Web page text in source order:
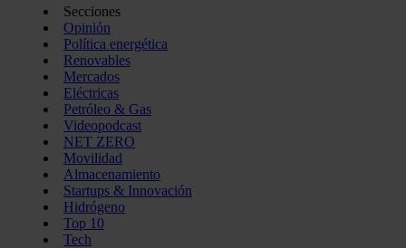
Secciones
Opinión
Política energética
Renovables
Mercados
Eléctricas
Petróleo & Gas
Videopodcast
NET ZERO
Movilidad
Almacenamiento
Startups & Innovación
Hidrógeno
Top 10
Tech